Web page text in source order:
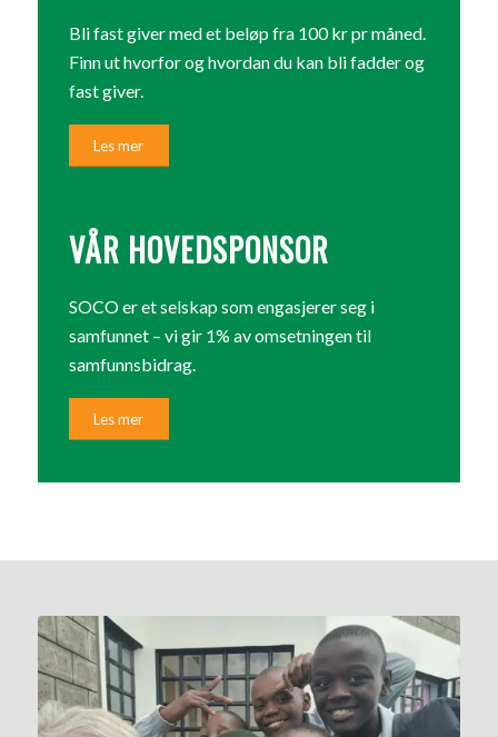
Bli fast giver med et beløp fra 100 kr pr måned.
Finn ut hvorfor og hvordan du kan bli fadder og
fast giver.
Les mer
VÅR HOVEDSPONSOR
SOCO er et selskap som engasjerer seg i
samfunnet – vi gir 1% av omsetningen til
samfunnsbidrag.
Les mer